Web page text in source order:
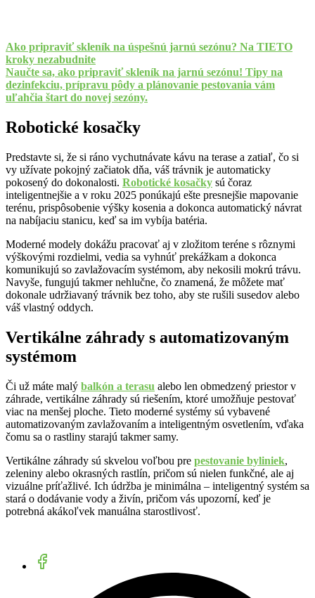
Ako pripraviť skleník na úspešnú jarnú sezónu? Na TIETO
kroky nezabudnite
Naučte sa, ako pripraviť skleník na jarnú sezónu! Tipy na
dezinfekciu, prípravu pôdy a plánovanie pestovania vám
uľahčia štart do novej sezóny.
Robotické kosačky
Predstavte si, že si ráno vychutnávate kávu na terase a zatiaľ, čo si
vy užívate pokojný začiatok dňa, váš trávnik je automaticky
pokosený do dokonalosti. Robotické kosačky sú čoraz
inteligentnejšie a v roku 2025 ponúkajú ešte presnejšie mapovanie
terénu, prispôsobenie výšky kosenia a dokonca automatický návrat
na nabíjaciu stanicu, keď sa im vybíja batéria.
Moderné modely dokážu pracovať aj v zložitom teréne s rôznymi
výškovými rozdielmi, vedia sa vyhnúť prekážkam a dokonca
komunikujú so zavlažovacím systémom, aby nekosili mokrú trávu.
Navyše, fungujú takmer nehlučne, čo znamená, že môžete mať
dokonale udržiavaný trávnik bez toho, aby ste rušili susedov alebo
váš vlastný oddych.
Vertikálne záhrady s automatizovaným
systémom
Či už máte malý balkón a terasu alebo len obmedzený priestor v
záhrade, vertikálne záhrady sú riešením, ktoré umožňuje pestovať
viac na menšej ploche. Tieto moderné systémy sú vybavené
automatizovaným zavlažovaním a inteligentným osvetlením, vďaka
čomu sa o rastliny starajú takmer samy.
Vertikálne záhrady sú skvelou voľbou pre pestovanie byliniek,
zeleniny alebo okrasných rastlín, pričom sú nielen funkčné, ale aj
vizuálne príťažlivé. Ich údržba je minimálna – inteligentný systém sa
stará o dodávanie vody a živín, pričom vás upozorní, keď je
potrebná akákoľvek manuálna starostlivosť.